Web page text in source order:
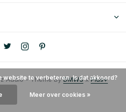
Audio - Theme ByDMWSxPlus+
website te verbeteren. Is dat akkoord?
Meer over cookies »